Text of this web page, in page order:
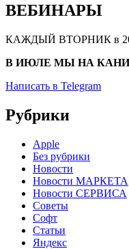
ВЕБИНАРЫ
КАЖДЫЙ ВТОРНИК в
В ИЮЛЕ МЫ НА
Написать в Telegram
Рубрики
Apple
Без рубрики
Новости
Новости МАРКЕТА
Новости СЕРВИСА
Советы
Софт
Статьи
Яндекс